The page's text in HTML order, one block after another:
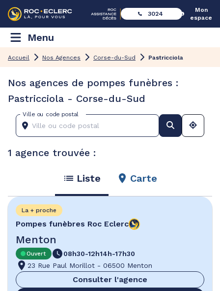
3024
Mon
espace
Menu
Accueil Nos Agences Corse-du-Sud Pastricciola
Nos agences de pompes funèbres :
Pastricciola - Corse-du-Sud
Ville ou code postal
1 agence trouvée :
Liste Carte
Pompes funèbres Roc Eclerc
Menton
La + proche
Ouvert 08h30-12h14h-17h30
23 Rue Paul Morillot - 06500 Menton
Consulter l'agence